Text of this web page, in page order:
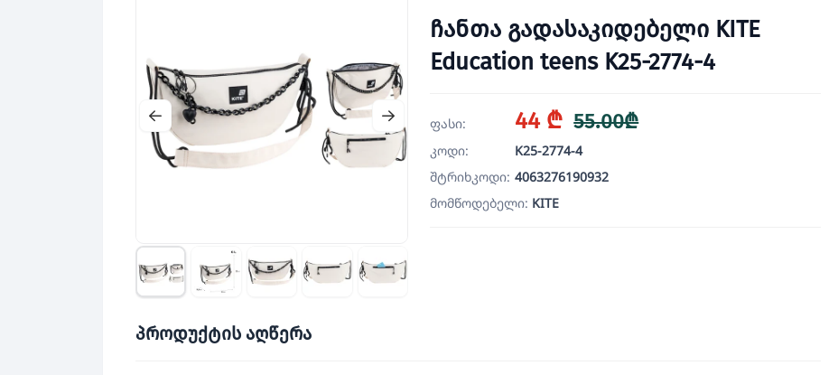
ჩანთა გადასაკიდებელი KITE
Education teens K25-2774-4
ფასი: 44 ₾ 55.00₾
კოდი:
K25-2774-4
შტრიხკოდი: 4063276190932
მომწოდებელი: KITE
პროდუქტის აღწერა